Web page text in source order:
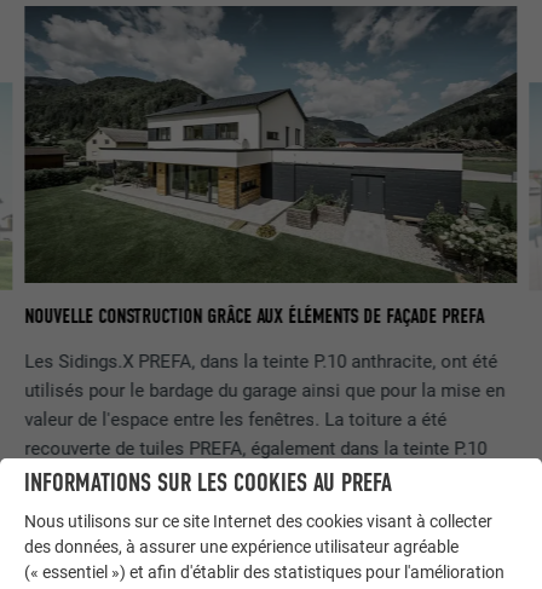
NOUVELLE CONSTRUCTION GRÂCE AUX ÉLÉMENTS DE FAÇADE PREFA
Les Sidings.X PREFA, dans la teinte P.10 anthracite, ont été
utilisés pour le bardage du garage ainsi que pour la mise en
valeur de l'espace entre les fenêtres. La toiture a été
recouverte de tuiles PREFA, également dans la teinte P.10
anthracite. L'utilisation des bois et le crépis blanc immaculé
INFORMATIONS SUR LE BÂTIMENT DE RÉFÉRENCE
INFORMATIONS SUR LES COOKIES AU PREFA
Nous utilisons sur ce site Internet des cookies visant à collecter
des données, à assurer une expérience utilisateur agréable
(« essentiel ») et afin d'établir des statistiques pour l'amélioration